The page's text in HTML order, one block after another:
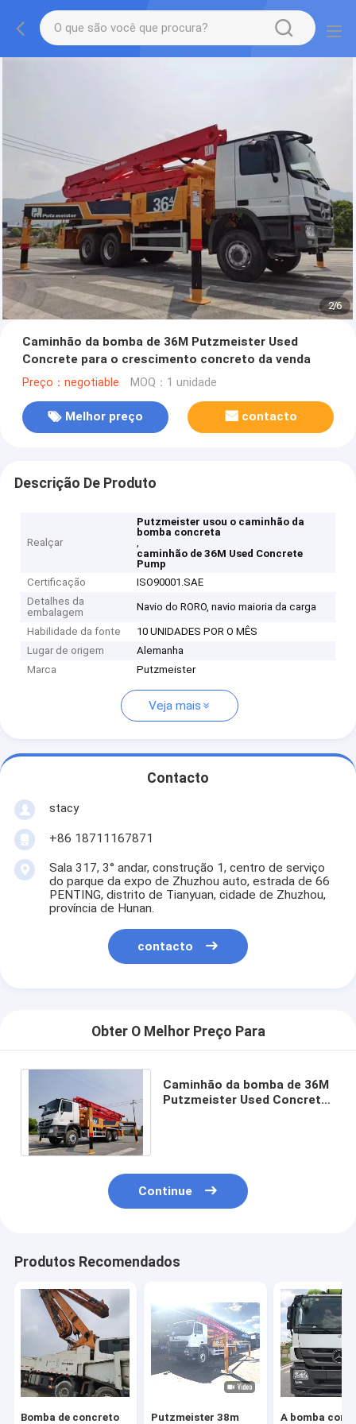
2/6
Caminhão da bomba de 36M Putzmeister Used
Concrete para o crescimento concreto da venda
Preço：negotiable MOQ：1 unidade
Melhor preço contacto
Descrição De Produto
Realçar
Putzmeister usou o caminhão da
bomba concreta
,
caminhão de 36M Used Concrete
Pump
Certificação
ISO90001.SAE
Detalhes da
embalagem
Navio do RORO, navio maioria da carga
Habilidade da fonte
10 UNIDADES POR O MÊS
Lugar de origem
Alemanha
Marca
Putzmeister
Veja mais
Contacto
stacy
+86 18711167871
Sala 317, 3° andar, construção 1, centro de serviço
do parque da expo de Zhuzhou auto, estrada de 66
PENTING, distrito de Tianyuan, cidade de Zhuzhou,
província de Hunan.
contacto
Obter O Melhor Preço Para
Caminhão da bomba de 36M
Putzmeister Used Concrete
Continue
Produtos Recomendados
Bomba de concreto
Putzmeister 38m
A bomba